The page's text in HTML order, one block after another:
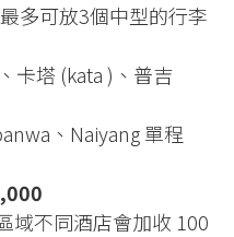
多可放3個中型的行李
卡塔 (kata )、普吉
、Naiyang 單程
域不同酒店會加收 100